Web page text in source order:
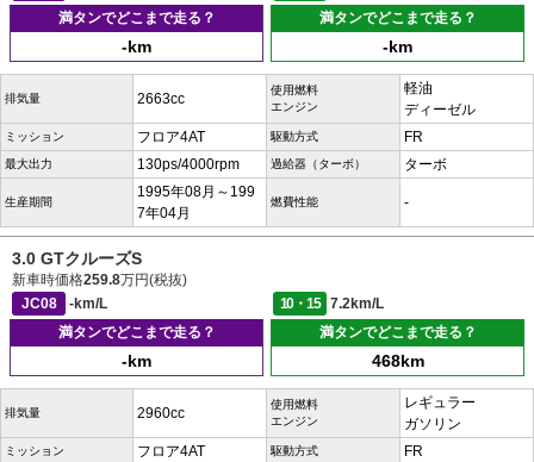
満タンでどこまで走る？
-km
満タンでどこまで走る？
-km
排気量 2663cc
使用燃料
エンジン
軽油
ディーゼル
ミッション フロア4AT 駆動方式 FR
最大出力 130ps/4000rpm 過給器（ターボ） ターボ
生産期間
1995年08月～199
7年04月
燃費性能 -
3.0 GTクルーズS
新車時価格259.8万円(税抜)
JC08
-km/L 10・15
7.2km/L
満タンでどこまで走る？
-km
満タンでどこまで走る？
468km
排気量 2960cc
使用燃料
エンジン
レギュラー
ガソリン
ミッション フロア4AT 駆動方式 FR